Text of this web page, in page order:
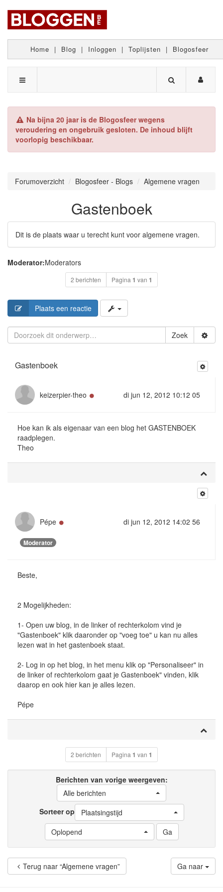
Home | Blog | Inloggen | Toplijsten | Blogosfeer
Na bijna 20 jaar is de Blogosfeer wegens
veroudering en ongebruik gesloten. De inhoud blijft
voorlopig beschikbaar.
Forumoverzicht Blogosfeer - Blogs Algemene vragen
Gastenboek
Dit is de plaats waar u terecht kunt voor algemene vragen.
Moderator:Moderators
2 berichten Pagina 1 van 1
Plaats een reactie
Zoek
Gastenboek
keizerpier-theo di jun 12, 2012 10:12 05
Hoe kan ik als eigenaar van een blog het GASTENBOEK
raadplegen.
Theo
Pépe
Moderator
di jun 12, 2012 14:02 56
Beste,
2 Mogelijkheden:
1- Open uw blog, in de linker of rechterkolom vind je
"Gastenboek" klik daaronder op "voeg toe" u kan nu alles
lezen wat in het gastenboek staat.
2- Log in op het blog, in het menu klik op "Personaliseer" in
de linker of rechterkolom gaat je Gastenboek" vinden, klik
daarop en ook hier kan je alles lezen.
Pépe
2 berichten Pagina 1 van 1
Berichten van vorige weergeven:
Alle berichten
Sorteer op
Plaatsingstijd
Oplopend
Terug naar “Algemene vragen” Ga naar